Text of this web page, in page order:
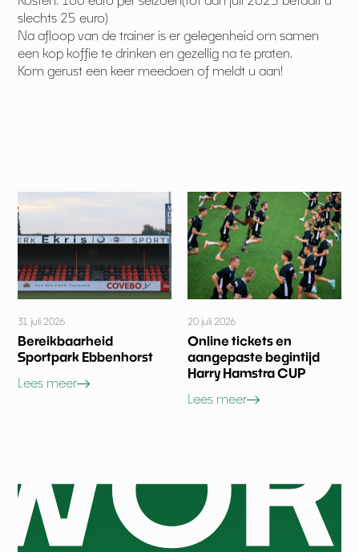
slechts 25 euro)
Na afloop van de trainer is er gelegenheid om samen
een kop koffie te drinken en gezellig na te praten.
Kom gerust een keer meedoen of meldt u aan!
31 juli 2026
Bereikbaarheid
Sportpark Ebbenhorst
Lees meer
20 juli 2026
Online tickets en
aangepaste begintijd
Harry Hamstra CUP
Lees meer